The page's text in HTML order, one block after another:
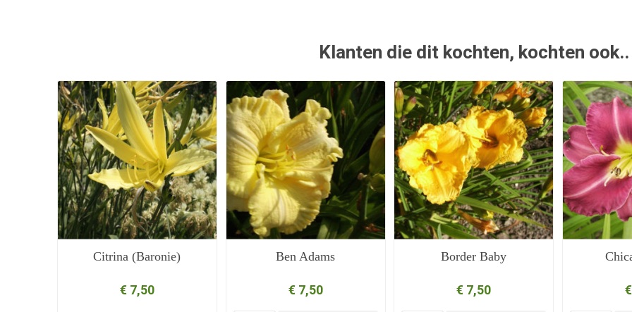
Klanten die dit kochten, kochten ook..
Citrina (Baronie)
€ 7,50
Ben Adams
€ 7,50
Border Baby
€ 7,50